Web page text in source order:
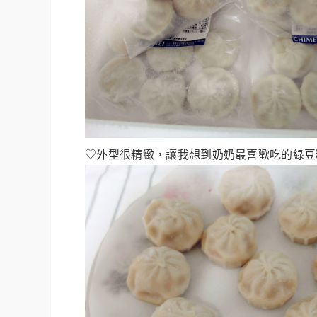
♡外型很精緻，讓我想到奶奶最喜歡吃的綠